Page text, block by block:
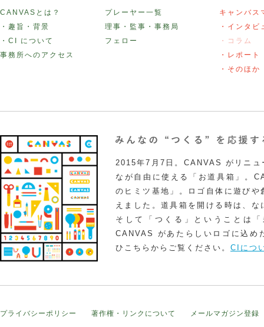
CANVASとは？
・趣旨・背景
・CI について
事務所へのアクセス
プレーヤー一覧
理事・監事・事務局
フェロー
キャンバス
・インタビ
・コラム
・レポート
・そのほか
2015年7月7日。CANVAS がリニュ
なが自由に使える「お道具箱」。
のヒミツ基地」。ロゴ自体に遊び
えました。道具箱を開ける時は、
そして「つくる」ということは
CANVAS があたらしいロゴに込め
ひこちらからご覧ください。 CIにつ
プライバシーポリシー 著作権・リンクについて メールマガジン登録